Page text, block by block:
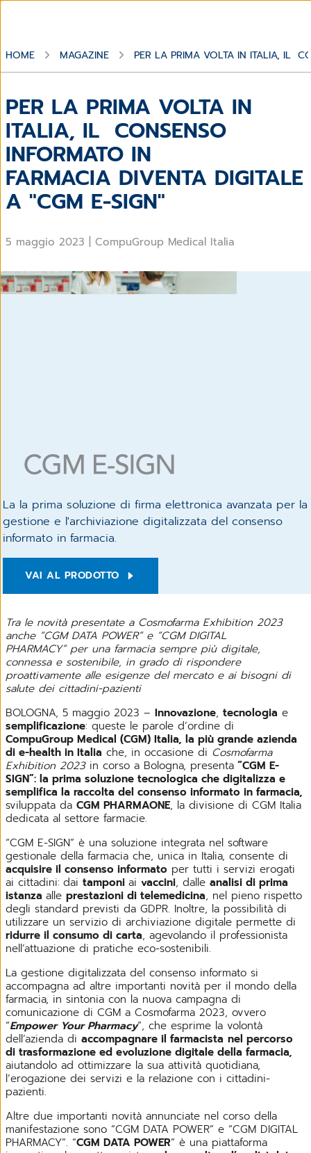
HOME MAGAZINE PER LA PRIMA VOLTA IN ITALIA, IL
PER LA PRIMA VOLTA IN
ITALIA, IL CONSENSO
INFORMATO IN
FARMACIA DIVENTA DIGITALE
A "CGM E-SIGN"
5 maggio 2023 CompuGroup Medical Italia
La la prima soluzione di firma elettronica avanzata per la
gestione e l'archiviazione digitalizzata del consenso
informato in farmacia.
VAI AL PRODOTTO
Gestione digitalizzata del consenso informato
Tra le novità presentate a Cosmofarma Exhibition 2023
anche “CGM DATA POWER” e “CGM DIGITAL
PHARMACY” per una farmacia sempre più digitale,
connessa e sostenibile, in grado di rispondere
proattivamente alle esigenze del mercato e ai bisogni di
salute dei cittadini-pazienti
BOLOGNA, 5 maggio 2023 – Innovazione, tecnologia e
semplificazione: queste le parole d’ordine di
CompuGroup Medical (CGM) Italia, la più grande azienda
di e-health in Italia che, in occasione di Cosmofarma
Exhibition 2023in corso a Bologna, presenta “CGM E-
SIGN”: la prima soluzione tecnologica che digitalizza e
semplifica la raccolta del consenso informato in farmacia,
sviluppata da CGM PHARMAONE, la divisione di CGM Italia
dedicata al settore farmacie.
“CGM E-SIGN” è una soluzione integrata nel software
gestionale della farmacia che, unica in Italia, consente di
acquisire il consenso informato per tutti i servizi erogati
ai cittadini: dai tamponi ai vaccini, dalle analisi di prima
istanza alle prestazioni di telemedicina, nel pieno rispetto
degli standard previsti da GDPR. Inoltre, la possibilità di
utilizzare un servizio di archiviazione digitale permette di
ridurre il consumo di carta, agevolando il professionista
nell’attuazione di pratiche eco-sostenibili.
La gestione digitalizzata del consenso informato si
accompagna ad altre importanti novità per il mondo della
farmacia, in sintonia con la nuova campagna di
comunicazione di CGM a Cosmofarma 2023, ovvero
“Empower Your Pharmacy”, che esprime la volontà
dell’azienda di accompagnare il farmacista nel percorso
di trasformazione ed evoluzione digitale della farmacia,
aiutandolo ad ottimizzare la sua attività quotidiana,
l’erogazione dei servizi e la relazione con i cittadini-
pazienti.
Altre due importanti novità annunciate nel corso della
manifestazione sono “CGM DATA POWER” e “CGM DIGITAL
PHARMACY”. “CGM DATA POWER” è una piattaforma